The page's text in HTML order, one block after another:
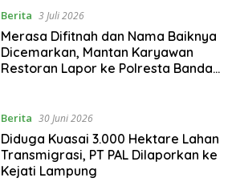
Berita 3 Juli 2026
Merasa Difitnah dan Nama Baiknya
Dicemarkan, Mantan Karyawan
Restoran Lapor ke Polresta Bandar
Berita 30 Juni 2026
Diduga Kuasai 3.000 Hektare Lahan
Transmigrasi, PT PAL Dilaporkan ke
Kejati Lampung